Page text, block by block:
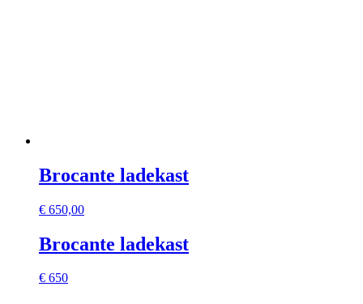
Brocante ladekast
€ 650,00
Brocante ladekast
€ 650